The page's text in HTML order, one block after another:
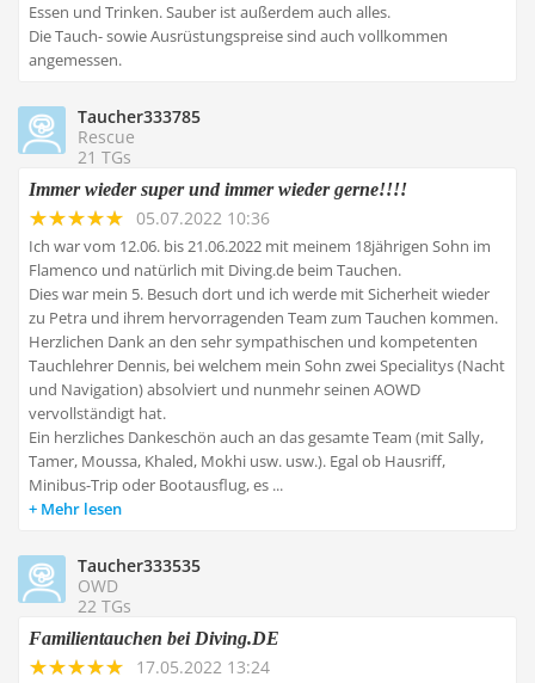
Essen und Trinken. Sauber ist außerdem auch alles.
Die Tauch- sowie Ausrüstungspreise sind auch vollkommen
angemessen.
Taucher333785
Rescue
21 TGs
Immer wieder super und immer wieder gerne!!!!
05.07.2022 10:36
Ich war vom 12.06. bis 21.06.2022 mit meinem 18jährigen Sohn im
Flamenco und natürlich mit Diving.de beim Tauchen.
Dies war mein 5. Besuch dort und ich werde mit Sicherheit wieder
zu Petra und ihrem hervorragenden Team zum Tauchen kommen.
Herzlichen Dank an den sehr sympathischen und kompetenten
Tauchlehrer Dennis, bei welchem mein Sohn zwei Specialitys (Nacht
und Navigation) absolviert und nunmehr seinen AOWD
vervollständigt hat.
Ein herzliches Dankeschön auch an das gesamte Team (mit Sally,
Tamer, Moussa, Khaled, Mokhi usw. usw.). Egal ob Hausriff,
Minibus-Trip oder Bootausflug, es ...
Mehr lesen
Taucher333535
OWD
22 TGs
Familientauchen bei Diving.DE
17.05.2022 13:24